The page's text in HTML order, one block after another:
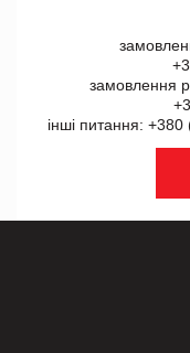
замовлення
інші питання: